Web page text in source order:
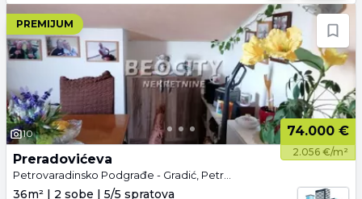
PREMIJUM
10 74.000 €
2.056 €/m²
Preradovićeva
Petrovaradinsko Podgrađe - Gradić, Petrovaradin, Gradske lokacije, Novi Sad
36m² | 2 sobe | 5/5 spratova